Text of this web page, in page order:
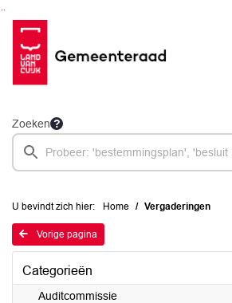
Zoeken
U bevindt zich hier: Home Vergaderingen
Vorige pagina
Categorieën
Auditcommissie